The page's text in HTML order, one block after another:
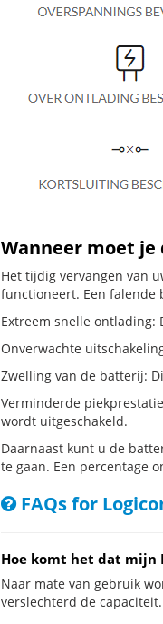
Wanneer moet je
Het tijdig vervangen van
functioneert. Een falende
Extreem snelle ontlading:
Onverwachte
Zwelling van de batterij:
Verminderde
wordt uitgeschakeld.
Daarnaast kunt u de
te gaan. Een percentage
FAQs for
Hoe komt het dat mijn
Naar mate van gebruik
verslechterd de capaciteit.